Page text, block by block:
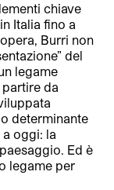
chiave
Italia fino a
Burri non
del
legame
da
determinante
oggi: la
Ed è
legame per